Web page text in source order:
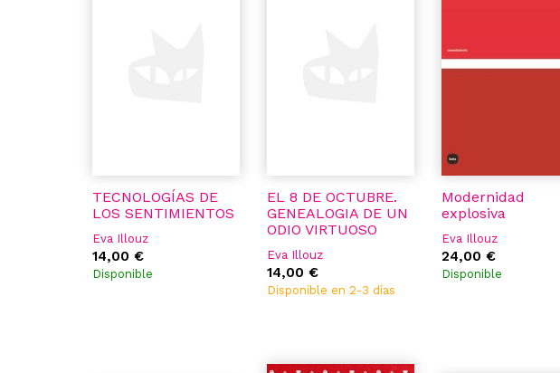
TECNOLOGÍAS DE
LOS SENTIMIENTOS
Eva Illouz
14,00 €
Disponible
EL 8 DE OCTUBRE.
GENEALOGIA DE UN
ODIO VIRTUOSO
Eva Illouz
14,00 €
Disponible en 2-3 días
Modernidad
explosiva
Eva Illouz
24,00 €
Disponible